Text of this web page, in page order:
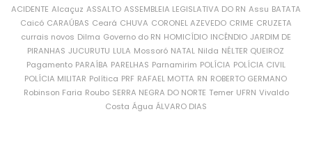
ACIDENTE Alcaçuz ASSALTO ASSEMBLEIA LEGISLATIVA DO RN Assu BATATA
Caicó CARAÚBAS Ceará CHUVA CORONEL AZEVEDO CRIME CRUZETA
currais novos Dilma Governo do RN HOMICÍDIO INCÊNDIO JARDIM DE
PIRANHAS JUCURUTU LULA Mossoró NATAL Nilda NÉLTER QUEIROZ
Pagamento PARAÍBA PARELHAS Parnamirim POLÍCIA POLÍCIA CIVIL
POLÍCIA MILITAR Política PRF RAFAEL MOTTA RN ROBERTO GERMANO
Robinson Faria Roubo SERRA NEGRA DO NORTE Temer UFRN Vivaldo
Costa Água ÁLVARO DIAS